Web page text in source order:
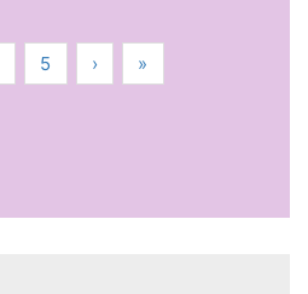
5 › »